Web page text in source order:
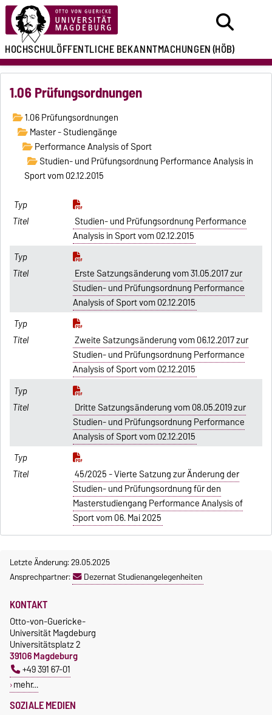
HOCHSCHULÖFFENTLICHEBEKANNTMACHUNGEN(HÖB)
1.06 Prüfungsordnungen
1.06 Prüfungsordnungen
Master - Studiengänge
Performance Analysis of Sport
Studien- und Prüfungsordnung Performance Analysis in
Sport vom 02.12.2015
Studien- und Prüfungsordnung Performance
Analysis in Sport vom 02.12.2015
Erste Satzungsänderung vom 31.05.2017 zur
Studien- und Prüfungsordnung Performance
Analysis of Sport vom 02.12.2015
Zweite Satzungsänderung vom 06.12.2017 zur
Studien- und Prüfungsordnung Performance
Analysis of Sport vom 02.12.2015
Dritte Satzungsänderung vom 08.05.2019 zur
Studien- und Prüfungsordnung Performance
Analysis of Sport vom 02.12.2015
45/2025 - Vierte Satzung zur Änderung der
Studien- und Prüfungsordnung für den
Masterstudiengang Performance Analysis of
Sport vom 06. Mai 2025
Letzte Änderung: 29.05.2025
Ansprechpartner:
Dezernat Studienangelegenheiten
SOZIALE MEDIEN
KONTAKT
Otto-von-Guericke-
Universität Magdeburg
Universitätsplatz 2
39106 Magdeburg
+49 391 67-01
mehr…